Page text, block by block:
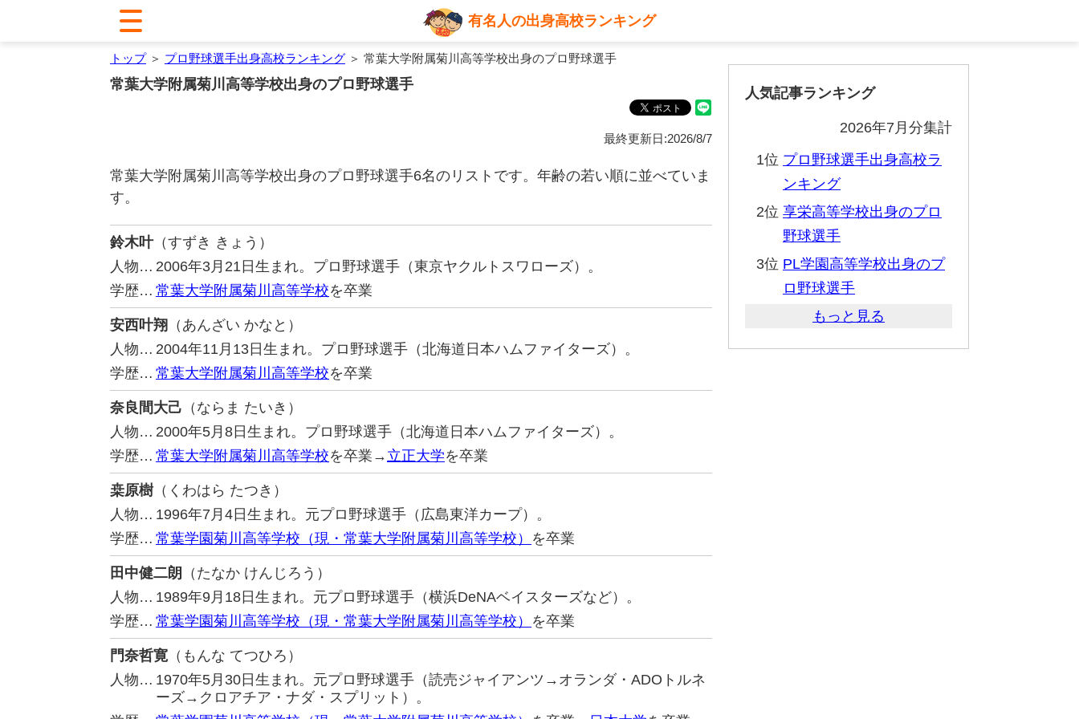
有名人の出身高校ランキング
トップ＞ プロ野球選手出身高校ランキング ＞ 常葉大学附属菊川高等学校出身のプロ野球選手
常葉大学附属菊川高等学校出身のプロ野球選手
最終更新日:2026/8/7
常葉大学附属菊川高等学校出身のプロ野球選手6名のリストです。年齢の若い順に並べていま
す。
鈴木叶（すずき きょう）
人物… 2006年3月21日生まれ。プロ野球選手（東京ヤクルトスワローズ）。
学歴… 常葉大学附属菊川高等学校を卒業
安西叶翔 （あんざい かなと）
人物… 2004年11月13日生まれ。プロ野球選手（北海道日本ハムファイターズ）。
学歴… 常葉大学附属菊川高等学校を卒業
奈良間大己 （ならま たいき）
人物… 2000年5月8日生まれ。プロ野球選手（北海道日本ハムファイターズ）。
学歴… 常葉大学附属菊川高等学校を卒業→ 立正大学を卒業
桒原樹（くわはら たつき）
人物… 1996年7月4日生まれ。元プロ野球選手（広島東洋カープ）。
学歴… 常葉学園菊川高等学校（現・常葉大学附属菊川高等学校） を卒業
田中健二朗
（たなか けんじろう）
人物… 1989年9月18日生まれ。元プロ野球選手（横浜DeNAベイスターズなど）。
学歴… 常葉学園菊川高等学校（現・常葉大学附属菊川高等学校） を卒業
門奈哲寛（もんな てつひろ）
人物… 1970年5月30日生まれ。元プロ野球選手（読売ジャイアンツ→オランダ・ADOトルネ
ーズ→クロアチア・ナダ・スプリット）。
人気記事ランキング
2026年7月分集計
1位 プロ野球選手出身高校ラ
ンキング
2位 享栄高等学校出身のプロ
野球選手
3位 PL学園高等学校出身のプ
ロ野球選手
もっと見る